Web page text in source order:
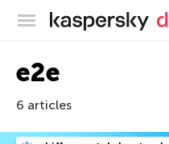
e2e
6 articles